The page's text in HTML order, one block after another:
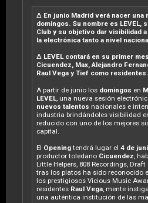
∆ En junio Madrid verá nacer una
domingos. Su nombre es LEVEL,
Club y su objetivo dar visibilidad
la electrónica tanto a nivel
∆ LEVEL contará en su primer
Cicuendez, Max, Alejandro
Raul Vega y Tief como residentes.
A partir de junio los domingos en
LEVEL , una nueva sesión
nuevos talentos nacionales e
industria brindándoles visibilidad
reducido con uno de los mejores
capital.
El Openingtendrá lugar el 4 de
productor toledano Cicuendez,
Little Helpers, 808 Recordings,
tras los platos ha sido reconocido
los prestigiosos Vicious Music
residentes Raul Vega, mente
una auténtica institución de las